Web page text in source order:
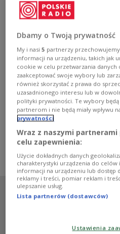
Na czym polega
Pisane"?
Jak można kogoś nauczyć
bardziej wrażliwy? Na te
Mikulska, Nikola Wiktoria
Zobacz więcej na temat:
Jakub Jamrozek
Natalia Mikulska
Dbamy o Twoją prywatność
My i nasi5 partnerzy
informacji na urządzeniu, takich jak
cookie w celu przetwarzania
zaakceptować swoje wybory lub
również skorzystać z prawa do
uzasadnionego interesu lub w
polityki prywatności. Te wybory będą
partnerom i nie będą miały wpływu
prywatności
Wraz z naszymi
celu zapewnienia:
Użycie dokładnych danych
charakterystyki urządzenia do
informacji na urządzeniu lub dostęp
reklamy i treści, pomiar reklam i
ulepszanie usług.
Lista partnerów (dostawców)
Ustawienia